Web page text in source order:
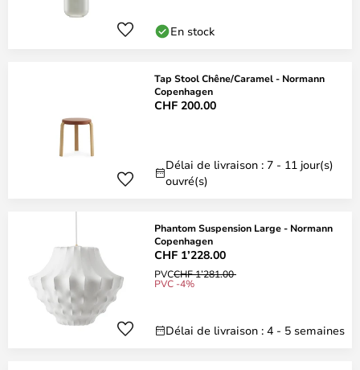
En stock
Tap Stool Chêne/Caramel - Normann
Copenhagen
CHF 200.00
Délai de livraison : 7 - 11 jour(s)
ouvré(s)
Phantom Suspension Large - Normann
Copenhagen
CHF 1’228.00
PVCCHF 1’281.00
PVC -4%
Délai de livraison : 4 - 5 semaines